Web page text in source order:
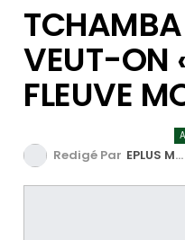
VEUT-ON
FLEUVE
Redigé Par EPLUS MEDIA TV